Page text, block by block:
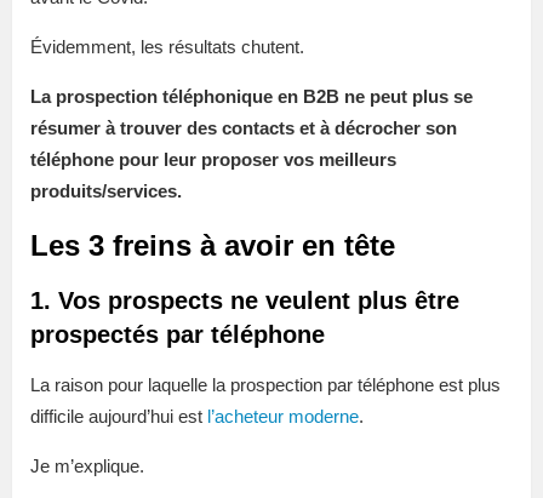
Évidemment, les résultats chutent.
La prospection téléphonique en B2B ne peut plus se
résumer à trouver des contacts et à décrocher son
téléphone pour leur proposer vos meilleurs
produits/services.
Les 3 freins à avoir en tête
1. Vos prospects ne veulent plus être
prospectés par téléphone
La raison pour laquelle la prospection par téléphone est plus
difficile aujourd’hui est l’acheteur moderne.
Je m’explique.